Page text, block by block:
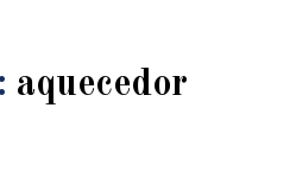
aquecedor